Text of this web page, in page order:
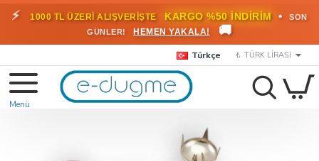
⚡ 1000 TL ÜZERİ ALIŞVERİŞTE KARGO %50 İNDİRİM •
SON
GÜNLER!
HEMEN YAKALA! 🚚
Türkçe ₺ TÜRK LIRASI